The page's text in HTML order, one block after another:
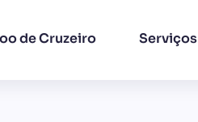
de Cruzeiro Serviços